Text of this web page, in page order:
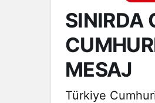
SINIRDA
MESAJ
Türkiye